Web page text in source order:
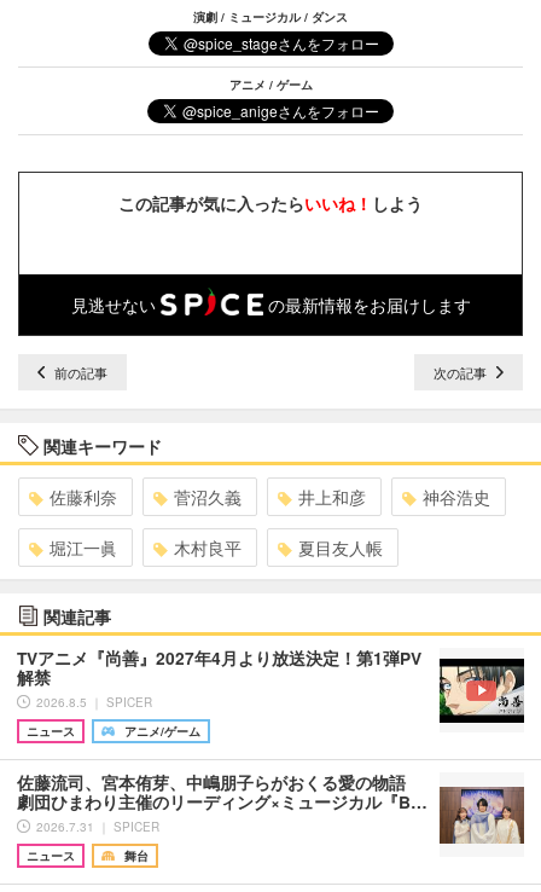
演劇 / ミュージカル / ダンス
アニメ / ゲーム
この記事が気に入ったらいいね！ しよう
見逃せない の最新情報をお届けします
前の記事 次の記事
関連キーワード
佐藤利奈 菅沼久義 井上和彦 神谷浩史
堀江一眞 木村良平 夏目友人帳
関連記事
TVアニメ『尚善』2027年4月より放送決定！第1弾PV
解禁
2026.8.5 ｜ SPICER
ニュース
アニメ/ゲーム
佐藤流司、宮本侑芽、中嶋朋子らがおくる愛の物語
劇団ひまわり主催のリーディング×ミュージカル『B…
2026.7.31 ｜ SPICER
ニュース
舞台